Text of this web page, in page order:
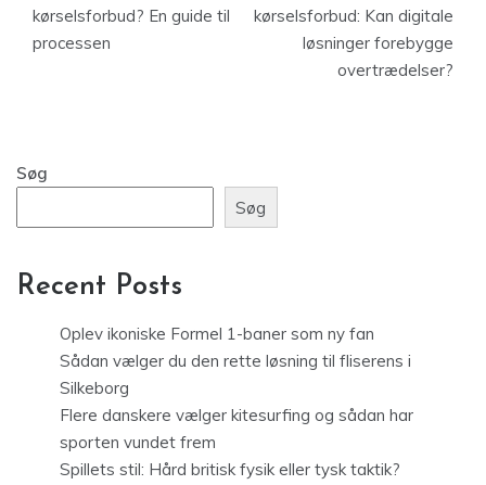
kørselsforbud? En guide til
processen
kørselsforbud: Kan digitale
løsninger forebygge
overtrædelser?
Søg
Søg
Recent Posts
Oplev ikoniske Formel 1-baner som ny fan
Sådan vælger du den rette løsning til fliserens i
Silkeborg
Flere danskere vælger kitesurfing og sådan har
sporten vundet frem
Spillets stil: Hård britisk fysik eller tysk taktik?